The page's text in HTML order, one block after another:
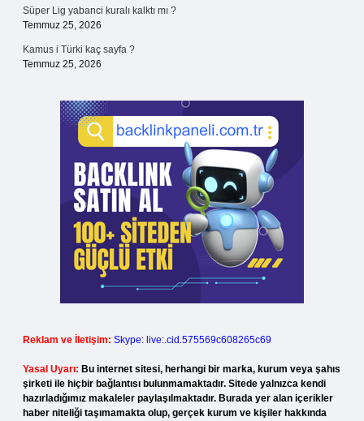
Süper Lig yabanci kuralı kalktı mı ?
Temmuz 25, 2026
Kamus i Türki kaç sayfa ?
Temmuz 25, 2026
Reklam ve İletişim: Skype: live:.cid.575569c608265c69
Yasal Uyarı: Bu internet sitesi, herhangi bir marka, kurum veya şahıs
şirketi ile hiçbir bağlantısı bulunmamaktadır. Sitede yalnızca kendi
hazırladığımız makaleler paylaşılmaktadır. Burada yer alan içerikler
haber niteliği taşımamakta olup, gerçek kurum ve kişiler hakkında